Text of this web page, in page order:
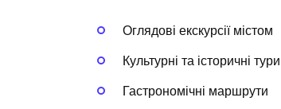
Оглядові екскурсії містом
Культурні та історичні тури
Гастрономічні маршрути